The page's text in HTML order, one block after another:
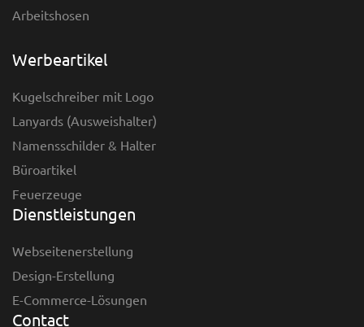
Arbeitshosen
Werbeartikel
Kugelschreiber mit Logo
Lanyards (Ausweishalter)
Namensschilder & Halter
Büroartikel
Feuerzeuge
Dienstleistungen
Webseitenerstellung
Design-Erstellung
E-Commerce-Lösungen
Contact